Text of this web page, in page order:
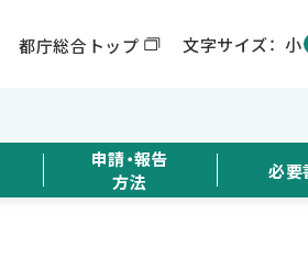
都庁総合トップ 文字サイズ： 小
申請・報告
方法
必要